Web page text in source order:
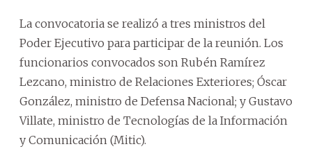
La convocatoria se realizó a tres ministros del
Poder Ejecutivo para participar de la reunión. Los
funcionarios convocados son Rubén Ramírez
Lezcano, ministro de Relaciones Exteriores; Óscar
González, ministro de Defensa Nacional; y Gustavo
Villate, ministro de Tecnologías de la Información
y Comunicación (Mitic).